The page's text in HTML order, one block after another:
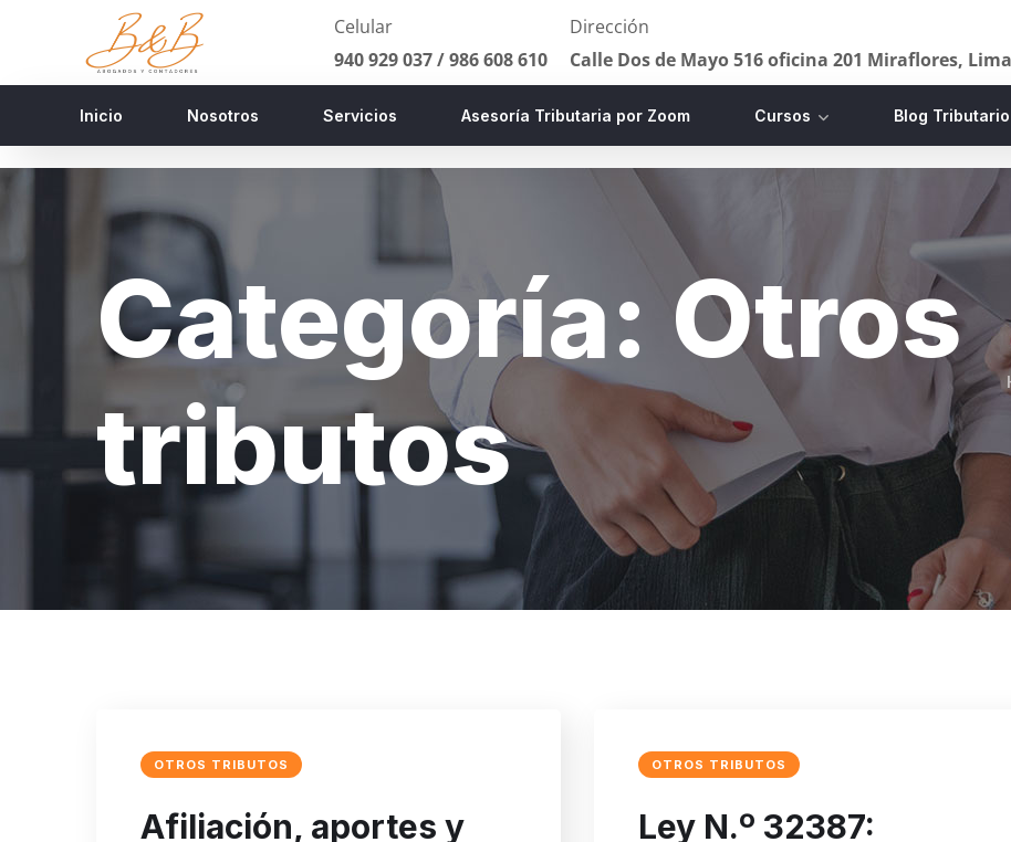
Celular
940 929 037 /986 608 610
Dirección
Calle Dos de Mayo 516 oficina 201 Miraflores,
Inicio Nosotros Servicios Asesoría Tributaria por Zoom Cursos Blog Tributario
Categoría: Otros
tributos
OTROS TRIBUTOS
Afiliación, aportes y
OTROS TRIBUTOS
Ley N.º 32387: